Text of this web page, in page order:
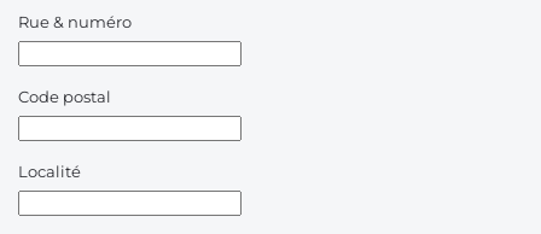
Rue & numéro
Code postal
Localité